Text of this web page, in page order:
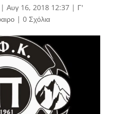
| Αυγ 16, 2018 12:37| Γ'
| 0 Σχόλια